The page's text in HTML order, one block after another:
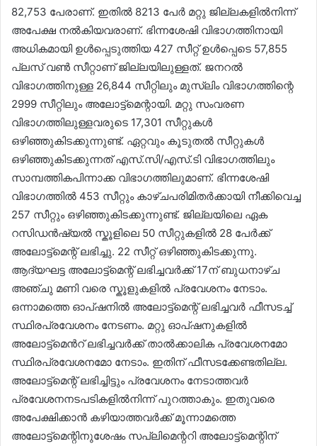
82,753 പേരാണ്. ഇതിൽ 8213 പേർ മറ്റു ജില്ലകളിൽനിന്ന്
അപേക്ഷ നൽകിയവരാണ്. ഭിന്നശേഷി വിഭാഗത്തിനായി
അധികമായി ഉൾപ്പെടുത്തിയ 427 സീറ്റ് ഉൾപ്പെടെ 57,855
പ്ലസ് വൺ സീറ്റാണ് ജില്ലയിലുള്ളത്. ജനറൽ
വിഭാഗത്തിനുള്ള 26,844 സീറ്റിലും മുസ്‍ലിം വിഭാഗത്തിന്റെ
2999 സീറ്റിലും അലോട്ട്മെന്റായി. മറ്റു സംവരണ
വിഭാഗത്തിലുള്ളവരുടെ 17,301 സീറ്റുകൾ
ഒഴിഞ്ഞുകിടക്കുന്നുണ്ട്. ഏറ്റവും കൂടുതൽ സീറ്റുകൾ
ഒഴിഞ്ഞുകിടക്കുന്നത് എസ്.സി/എസ്.ടി വിഭാഗത്തിലും
സാമ്പത്തികപിന്നാക്ക വിഭാഗത്തിലുമാണ്. ഭിന്നശേഷി
വിഭാഗത്തിൽ 453 സീറ്റും കാഴ്ചപരിമിതർക്കായി നീക്കിവെച്ച
257 സീറ്റും ഒഴിഞ്ഞുകിടക്കുന്നുണ്ട്. ജില്ലയിലെ ഏക
റസിഡൻഷ്യൽ സ്കൂളിലെ 50 സീറ്റുകളിൽ 28 പേർക്ക്
അലോട്ട്മെന്റ് ലഭിച്ചു. 22 സീറ്റ് ഒഴിഞ്ഞുകിടക്കുന്നു.
ആദ്യഘട്ട അലോട്ട്മെന്റ് ലഭിച്ചവർക്ക് 17ന് ബുധനാഴ്ച
അഞ്ചു മണി വരെ സ്കൂളുകളിൽ പ്രവേശനം നേടാം.
ഒന്നാമത്തെ ഓപ്ഷനിൽ അലോട്ട്‌മെന്റ് ലഭിച്ചവർ ഫീസടച്ച്
സ്ഥിരപ്രവേശനം നേടണം. മറ്റു ഓപ്ഷനുകളിൽ
അലോട്ട്മെൻറ് ലഭിച്ചവർക്ക് താൽക്കാലിക പ്രവേശനമോ
സ്ഥിരപ്രവേശനമോ നേടാം. ഇതിന് ഫീസടക്കേണ്ടതില്ല.
അലോട്ട്മെന്റ് ലഭിച്ചിട്ടും പ്രവേശനം നേടാത്തവർ
പ്രവേശനനടപടികളിൽനിന്ന് പുറത്താകും. ഇതുവരെ
അപേക്ഷിക്കാൻ കഴിയാത്തവർക്ക് മൂന്നാമത്തെ
അലോട്ട്മെന്റിനുശേഷം സപ്ലിമെന്ററി അലോട്ട്മെന്റിന്